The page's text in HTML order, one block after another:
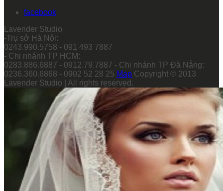
facebook
Lavender Studio
-Trụ sở Hà Nội:
0243.990.5758 - 091 493 7887
- Chi nhánh TP HCM:
0283.886.6887 - 0912.79.7887 - Chi nhánh TP Đà Nẵng:
0236.360.6868 - 0902 52 28 25 Map Copyright © 2013
Lavender Studio | All rights reserved.